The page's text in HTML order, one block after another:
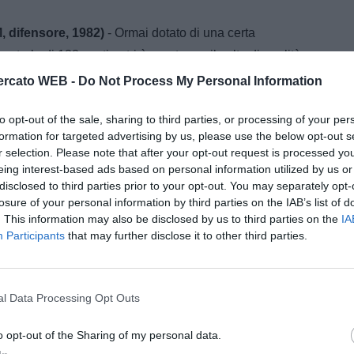
WEB - Do Not Process My Personal Information
opt-out of the sale, sharing to third parties, or processing of your
for targeted advertising by us, please use the below opt-out
selection. Please note that after your opt-out request is processed
interest-based ads based on personal information utilized by us
to third parties prior to your opt-out. You may separately
of your personal information by third parties on the IAB’s list of
This information may also be disclosed by us to third parties on the
Participants that may further disclose it to other third parties.
Data Processing Opt Outs
opt-out of the Sharing of my personal data.
difensore, 1982) - Ormai dotato di una certa
di 188 centimetri è pronto per il salto di qualità
allora alla Fiorentina, che cerca un rinforzo
portiere, 1983)- Se la Juventus cerca un portiere di
con questo buon 24enne, con già due
e può diventare una sorpresa: una curiosità,
nella semifinale europea con la Germania a
attaccante, 1987)
riscaldata Shevchenko, ma il nuovo talento del
alto 1.87 ed è proprio un centravanti di manovra
dotato e con un senso del gol in miglioramento.